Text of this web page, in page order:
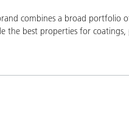
combines a broad portfolio
the best properties for